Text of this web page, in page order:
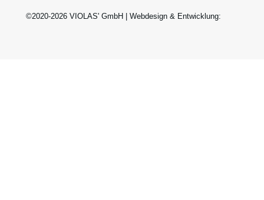
©2020-2026 VIOLAS' GmbH | Webdesign & Entwicklung: